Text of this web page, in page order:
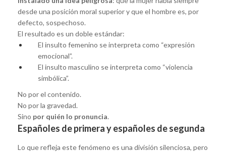
desde una posición moral superior y que el hombre es, por
defecto, sospechoso.
El resultado es un doble estándar:
El insulto femenino se interpreta como “expresión
emocional”.
El insulto masculino se interpreta como “violencia
simbólica”.
No por el contenido.
No por la gravedad.
Sino por quién lo pronuncia.
Españoles de primera y españoles de segunda
Lo que refleja este fenómeno es una división silenciosa, pero